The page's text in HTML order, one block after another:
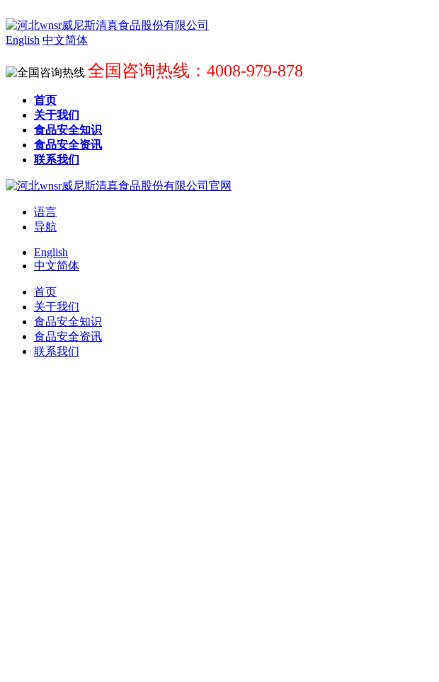
English 中文简体
全国咨询热线：4008-979-878
首页
关于我们
食品安全知识
食品安全资讯
联系我们
语言
导航
English
中文简体
首页
关于我们
食品安全知识
食品安全资讯
联系我们